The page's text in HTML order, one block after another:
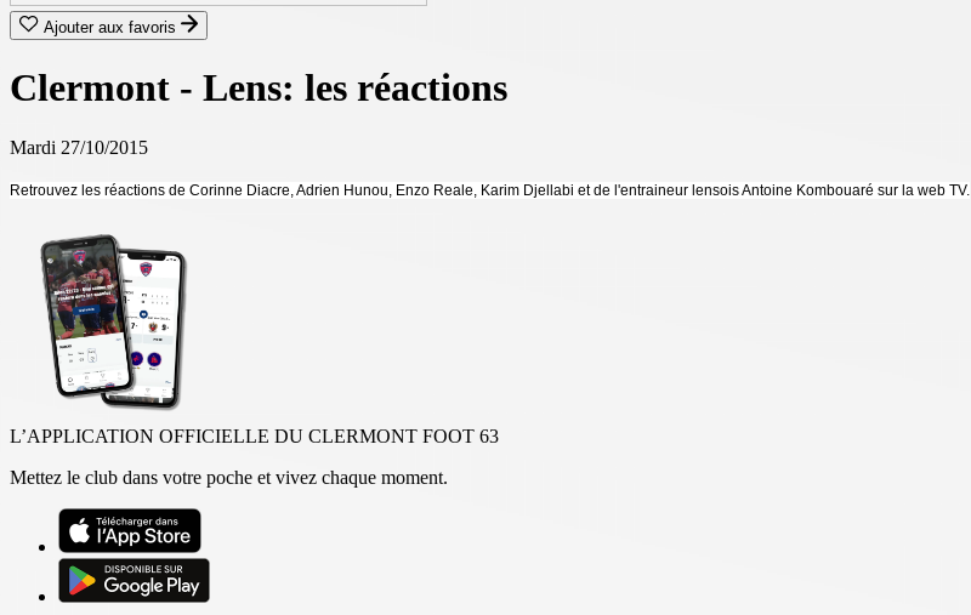
Ajouter aux favoris
Clermont - Lens: les réactions
Mardi 27/10/2015
Retrouvez les réactions de Corinne Diacre, Adrien Hunou, Enzo Reale, Karim Djellabi et de l'entraineur lensois Antoine Kombouaré sur la web TV.
L’APPLICATION OFFICIELLE DU CLERMONT FOOT 63
Mettez le club dans votre poche et vivez chaque moment.